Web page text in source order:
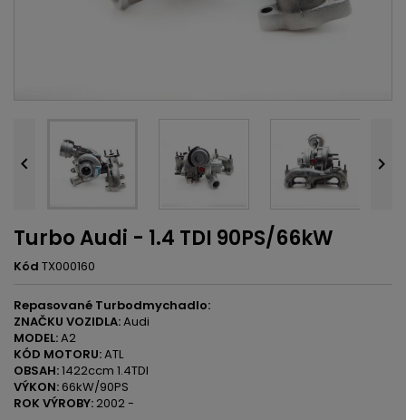
 
Turbo Audi - 1.4 TDI 90PS/66kW
Kód TX000160
Repasované Turbodmychadlo:
ZNAČKU VOZIDLA:Audi
MODEL:A2
KÓD MOTORU:ATL
OBSAH:1422ccm 1.4TDI
VÝKON: 66kW/90PS
ROK VÝROBY: 2002 -